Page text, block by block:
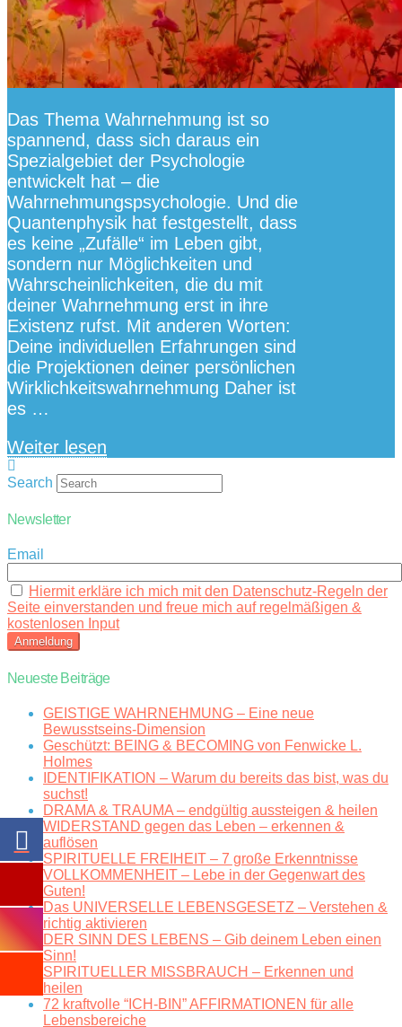
Das Thema Wahrnehmung ist so
spannend, dass sich daraus ein
Spezialgebiet der Psychologie
entwickelt hat – die
Wahrnehmungspsychologie. Und die
Quantenphysik hat festgestellt, dass
es keine „Zufälle“ im Leben gibt,
sondern nur Möglichkeiten und
Wahrscheinlichkeiten, die du mit
deiner Wahrnehmung erst in ihre
Existenz rufst. Mit anderen Worten:
Deine individuellen Erfahrungen sind
die Projektionen deiner persönlichen
Wirklichkeitswahrnehmung Daher ist
es …
Weiter lesen
Search
Newsletter
Email
Hiermit erkläre ich mich mit den Datenschutz-Regeln der
Seite einverstanden und freue mich auf regelmäßigen &
kostenlosen Input
Neueste Beiträge
GEISTIGE WAHRNEHMUNG – Eine neue
Bewusstseins-Dimension
Geschützt: BEING & BECOMING von Fenwicke L.
Holmes
IDENTIFIKATION – Warum du bereits das bist, was du
suchst!
DRAMA & TRAUMA – endgültig aussteigen & heilen
WIDERSTAND gegen das Leben – erkennen &
auflösen
SPIRITUELLE FREIHEIT – 7 große Erkenntnisse
VOLLKOMMENHEIT – Lebe in der Gegenwart des
Guten!
Das UNIVERSELLE LEBENSGESETZ – Verstehen &
richtig aktivieren
DER SINN DES LEBENS – Gib deinem Leben einen
Sinn!
SPIRITUELLER MISSBRAUCH – Erkennen und
heilen
72 kraftvolle “ICH-BIN” AFFIRMATIONEN für alle
Lebensbereiche